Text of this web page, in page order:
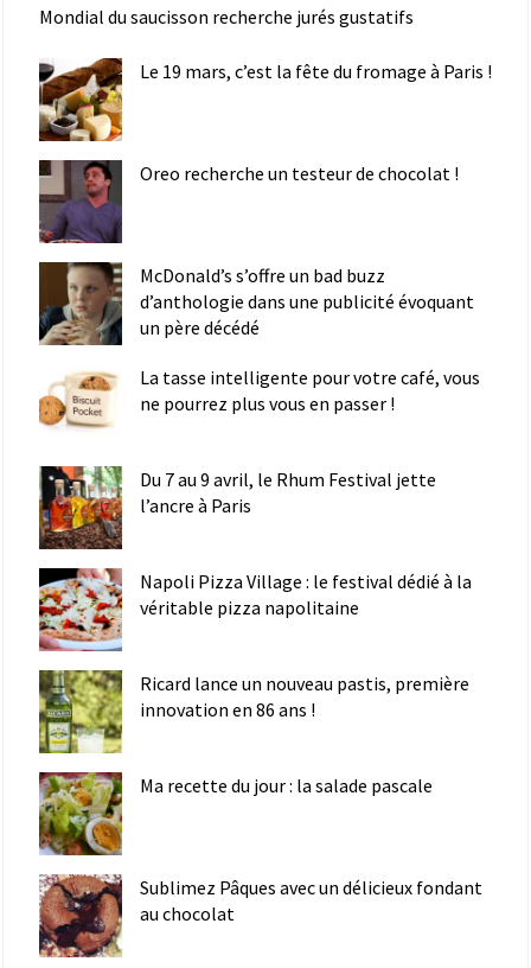
Mondial du saucisson recherche jurés gustatifs
Le 19 mars, c’est la fête du fromage à Paris !
Oreo recherche un testeur de chocolat !
McDonald’s s’offre un bad buzz
d’anthologie dans une publicité évoquant
un père décédé
La tasse intelligente pour votre café, vous
ne pourrez plus vous en passer !
Du 7 au 9 avril, le Rhum Festival jette
l’ancre à Paris
Napoli Pizza Village : le festival dédié à la
véritable pizza napolitaine
Ricard lance un nouveau pastis, première
innovation en 86 ans !
Ma recette du jour : la salade pascale
Sublimez Pâques avec un délicieux fondant
au chocolat